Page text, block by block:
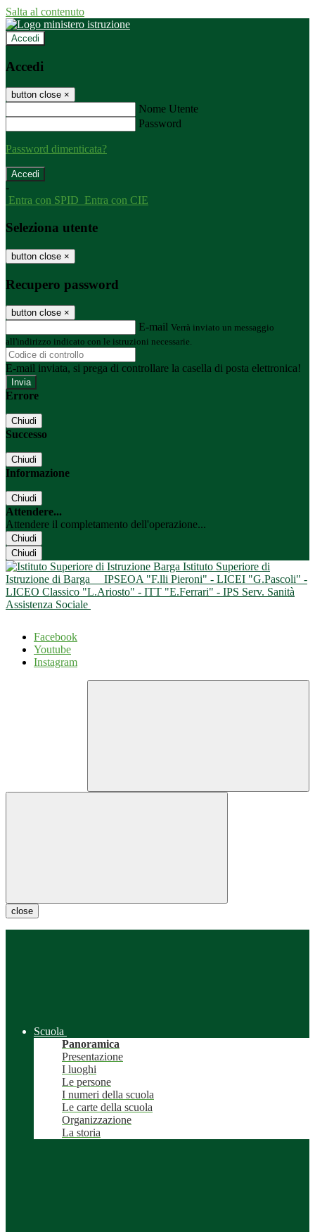
Salta al contenuto
Accedi
Accedi
button close ×
Nome Utente
Password
Password dimenticata?
-
Entra con SPID Entra con CIE
Seleziona utente
button close ×
Recupero password
button close ×
E-mail Verrà inviato un messaggio
all'indirizzo indicato con le istruzioni necessarie.
E-mail inviata, si prega di controllare la casella di posta elettronica!
Errore
Chiudi
Successo
Chiudi
Informazione
Chiudi
Attendere...
Attendere il completamento dell'operazione...
Chiudi
Chiudi
Istituto Superiore di
Istruzione di Barga
IPSEOA "F.lli Pieroni" - LICEI "G.Pascoli" -
LICEO Classico "L.Ariosto" - ITT "E.Ferrari" - IPS Serv. Sanità
Assistenza Sociale
Facebook
Youtube
Instagram
close
Scuola
Panoramica
Presentazione
I luoghi
Le persone
I numeri della scuola
Le carte della scuola
Organizzazione
La storia